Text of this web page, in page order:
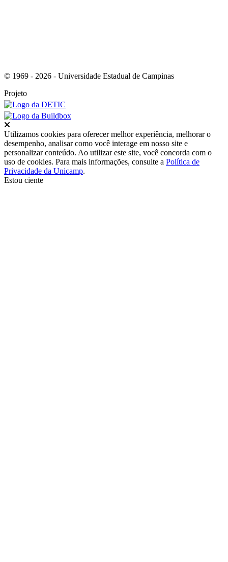
© 1969 - 2026 - Universidade Estadual de Campinas
Projeto
Utilizamos cookies para oferecer melhor experiência, melhorar o
desempenho, analisar como você interage em nosso site e
personalizar conteúdo. Ao utilizar este site, você concorda com o
uso de cookies. Para mais informações, consulte a Política de
Privacidade da Unicamp.
Estou ciente